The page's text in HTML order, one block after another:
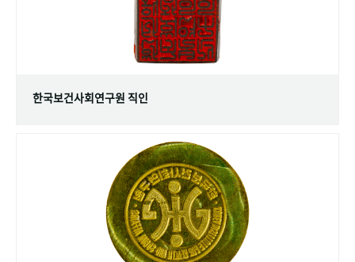
한국보건사회연구원 직인